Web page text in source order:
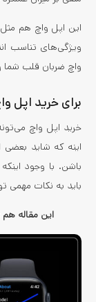
ویژگی‌های تناسب
واچ ضربان قلب
برای خرید اپل
خرید اپل واچ
اینه که شاید بعضی
باشن. با وجود
باید به نکات مهمی
این مقاله هم